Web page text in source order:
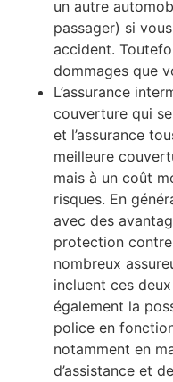
un autre
passager) si
accident.
dommages que
L’assurance
couverture qui
et l’assurance
meilleure
mais à un coût
risques. En
avec des
protection contre
nombreux
incluent ces
également la
police en
notamment en
d’assistance et